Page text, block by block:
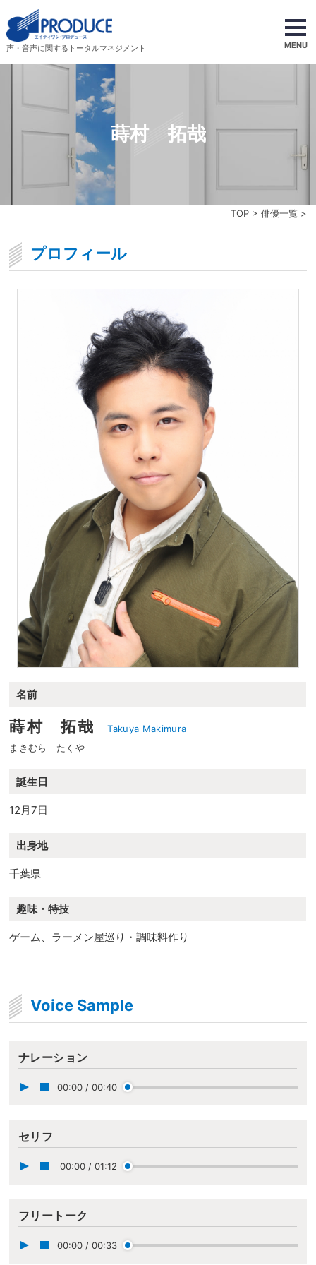
声・音声に関するトータルマネジメント MENU
TOP> 俳優一覧 >
蒔村 拓哉
プロフィール
名前
蒔村 拓哉
Takuya Makimura
まきむら たくや
誕生日
12月7日
出身地
千葉県
趣味・特技
ゲーム、ラーメン屋巡り・調味料作り
Voice Sample
ナレーション
00:00 / 00:40
セリフ
00:00 / 01:12
フリートーク
00:00 / 00:33